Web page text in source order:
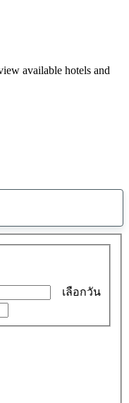
available hotels and
เลือกวัน